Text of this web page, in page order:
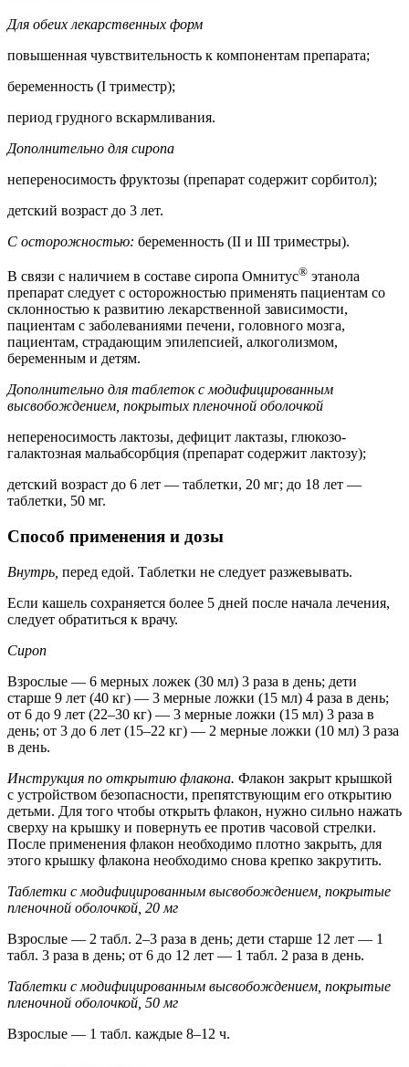
Для обеих лекарственных форм
повышенная чувствительность к компонентам препарата;
беременность (I триместр);
период грудного вскармливания.
Дополнительно для сиропа
непереносимость фруктозы (препарат содержит сорбитол);
детский возраст до 3 лет.
С осторожностью: беременность (II и III триместры).
В связи с наличием в составе сиропа Омнитус® этанола
препарат следует с осторожностью применять пациентам со
склонностью к развитию лекарственной зависимости,
пациентам с заболеваниями печени, головного мозга,
пациентам, страдающим эпилепсией, алкоголизмом,
беременным и детям.
Дополнительно для таблеток с модифицированным
высвобождением, покрытых пленочной оболочкой
непереносимость лактозы, дефицит лактазы, глюкозо-
галактозная мальабсорбция (препарат содержит лактозу);
детский возраст до 6 лет — таблетки, 20 мг; до 18 лет —
таблетки, 50 мг.
Способ применения и дозы
Внутрь, перед едой. Таблетки не следует разжевывать.
Если кашель сохраняется более 5 дней после начала лечения,
следует обратиться к врачу.
Сироп
Взрослые — 6 мерных ложек (30 мл) 3 раза в день; дети
старше 9 лет (40 кг) — 3 мерные ложки (15 мл) 4 раза в день;
от 6 до 9 лет (22–30 кг) — 3 мерные ложки (15 мл) 3 раза в
день; от 3 до 6 лет (15–22 кг) — 2 мерные ложки (10 мл) 3 раза
в день.
Инструкция по открытию флакона. Флакон закрыт крышкой
с устройством безопасности, препятствующим его открытию
детьми. Для того чтобы открыть флакон, нужно сильно нажать
сверху на крышку и повернуть ее против часовой стрелки.
После применения флакон необходимо плотно закрыть, для
этого крышку флакона необходимо снова крепко закрутить.
Таблетки с модифицированным высвобождением, покрытые
пленочной оболочкой, 20 мг
Взрослые — 2 табл. 2–3 раза в день; дети старше 12 лет — 1
табл. 3 раза в день; от 6 до 12 лет — 1 табл. 2 раза в день.
Таблетки с модифицированным высвобождением, покрытые
пленочной оболочкой, 50 мг
Взрослые — 1 табл. каждые 8–12 ч.